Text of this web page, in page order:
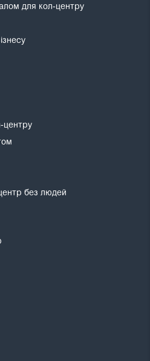
для кол-центру
центру
без людей